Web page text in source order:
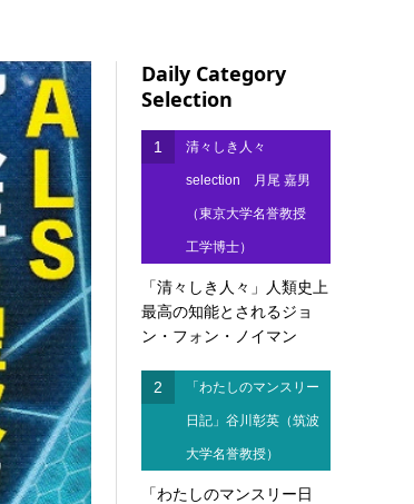
Daily Category
Selection
1 清々しき人々
selection 月尾 嘉男
（東京大学名誉教授
工学博士）
「清々しき人々」人類史上
最高の知能とされるジョ
ン・フォン・ノイマン
2 「わたしのマンスリー
日記」谷川彰英（筑波
大学名誉教授）
「わたしのマンスリー日